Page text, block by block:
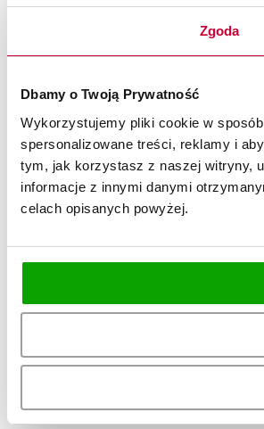
Zgoda
Dbamy o Twoją Prywatność
Wykorzystujemy pliki cookie w
spersonalizowane treści, reklamy i
tym, jak korzystasz z naszej witryny,
informacje z innymi danymi
celach opisanych powyżej.